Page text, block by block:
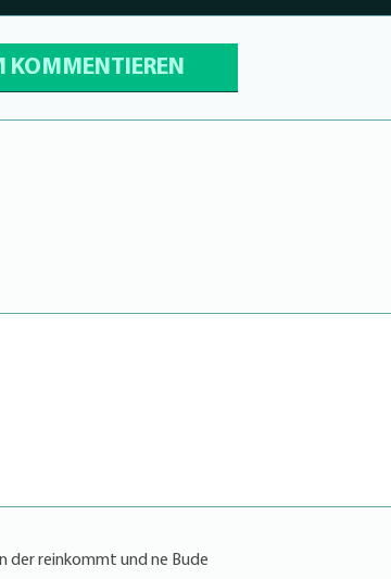
KOMMENTIEREN
der reinkommt und ne Bude